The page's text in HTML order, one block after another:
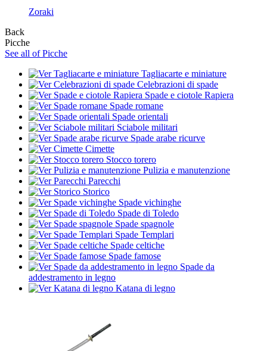
Zoraki
Back
Picche
See all of Picche
Tagliacarte e miniature
Celebrazioni di spade
Spade e ciotole Rapiera
Spade romane
Spade orientali
Sciabole militari
Spade arabe ricurve
Cimette
Stocco torero
Pulizia e manutenzione
Parecchi
Storico
Spade vichinghe
Spade di Toledo
Spade spagnole
Spade Templari
Spade celtiche
Spade famose
Spade da
addestramento in legno
Katana di legno